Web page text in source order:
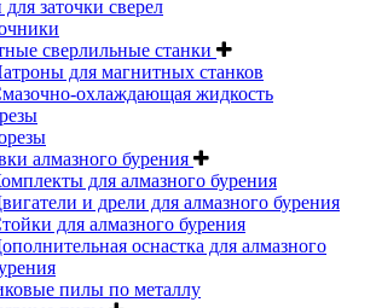
заточки сверел
сверлильные станки
для магнитных станков
охлаждающая жидкость
алмазного бурения
для алмазного бурения
и дрели для алмазного бурения
для алмазного бурения
оснастка для алмазного
пилы по металлу